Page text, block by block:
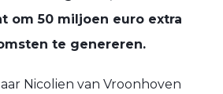
om50 miljoen euro extra
te genereren.
Nicolien van Vroonhoven